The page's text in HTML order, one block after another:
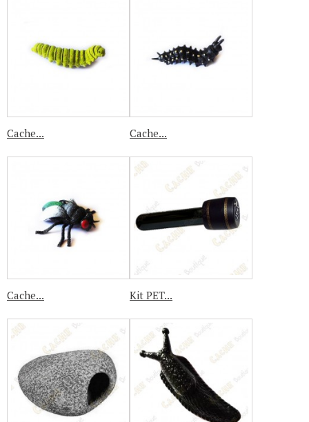
Cache... Cache...
Cache... Kit PET...